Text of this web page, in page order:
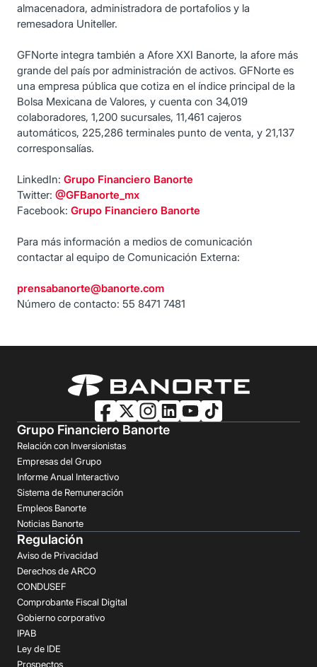
almacenadora, administradora de portafolios y la
remesadora Uniteller.
GFNorte integra también a Afore XXI Banorte, la afore más
grande del país por administración de activos. GFNorte es
una empresa pública que cotiza en el índice principal de la
Bolsa Mexicana de Valores, y cuenta con 34,019
colaboradores, 1,200 sucursales, 11,461 cajeros
automáticos, 225,286 terminales punto de venta, y 21,137
corresponsalías.
LinkedIn: Grupo Financiero Banorte
Twitter: @GFBanorte_mx
Facebook: Grupo Financiero Banorte
Para más información a medios de comunicación
contactar al equipo de Comunicación Externa:
prensabanorte@banorte.com
Número de contacto: 55 8471 7481
Grupo Financiero Banorte
Relación con Inversionistas
Empresas del Grupo
Informe Anual Interactivo
Sistema de Remuneración
Empleos Banorte
Noticias Banorte
Regulación
Aviso de Privacidad
Derechos de ARCO
CONDUSEF
Comprobante Fiscal Digital
Gobierno corporativo
IPAB
Ley de IDE
Prospectos